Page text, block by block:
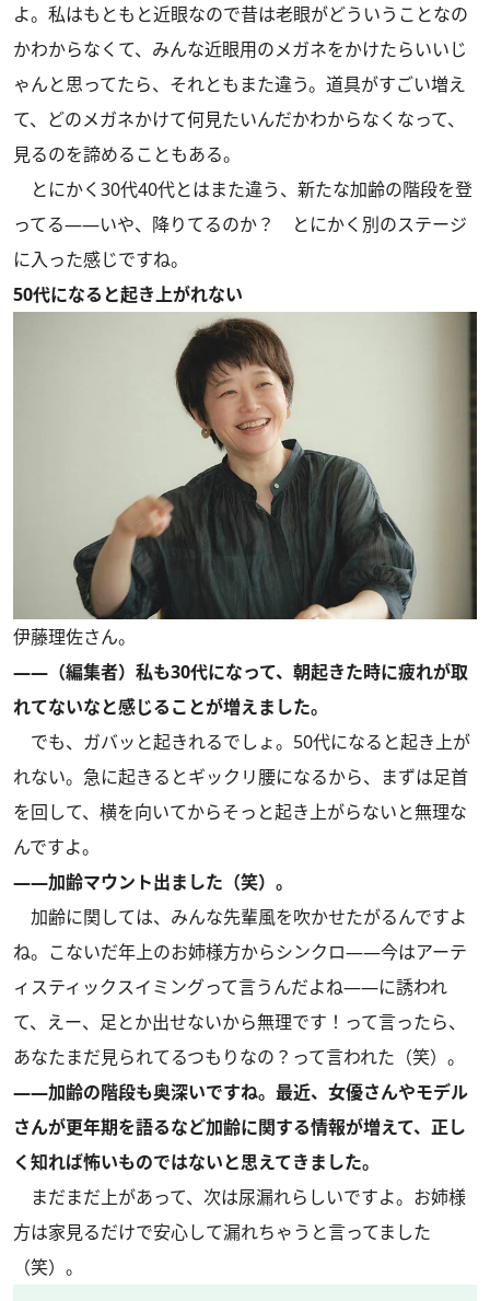
よ。私はもともと近眼なので昔は老眼がどういうことなの
かわからなくて、みんな近眼用のメガネをかけたらいいじ
ゃんと思ってたら、それともまた違う。道具がすごい増え
て、どのメガネかけて何見たいんだかわからなくなって、
見るのを諦めることもある。
とにかく30代40代とはまた違う、新たな加齢の階段を登
ってる――いや、降りてるのか？ とにかく別のステージ
に入った感じですね。
50代になると起き上がれない
伊藤理佐さん。
――（編集者）私も30代になって、朝起きた時に疲れが取
れてないなと感じることが増えました。
でも、ガバッと起きれるでしょ。 50代になると起き上が
れない。 急に起きるとギックリ腰になるから、まずは足首
を回して、横を向いてからそっと起き上がらないと無理な
んですよ。
――加齢マウント出ました（笑）。
加齢に関しては、みんな先輩風を吹かせたがるんですよ
ね。こないだ年上のお姉様方からシンクロ――今はアーテ
ィスティックスイミングって言うんだよね――に誘われ
て、えー、足とか出せないから無理です！って言ったら、
あなたまだ見られてるつもりなの？って言われた（笑）。
――加齢の階段も奥深いですね。最近、女優さんやモデル
さんが更年期を語るなど加齢に関する情報が増えて、正し
く知れば怖いものではないと思えてきました。
まだまだ上があって、次は尿漏れらしいですよ。お姉様
方は家見るだけで安心して漏れちゃうと言ってました
（笑）。